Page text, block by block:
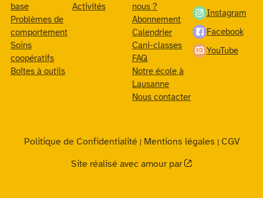
base
Problèmes de
comportement
Soins
coopératifs
Boîtes à outils
Activités
nous ?
Abonnement
Calendrier
Cani-classes
FAQ
Notre école à
Lausanne
Nous contacter
Instagram
Facebook
YouTube
Politique de Confidentialité| Mentions légales | CGV
Site réalisé avec amour par